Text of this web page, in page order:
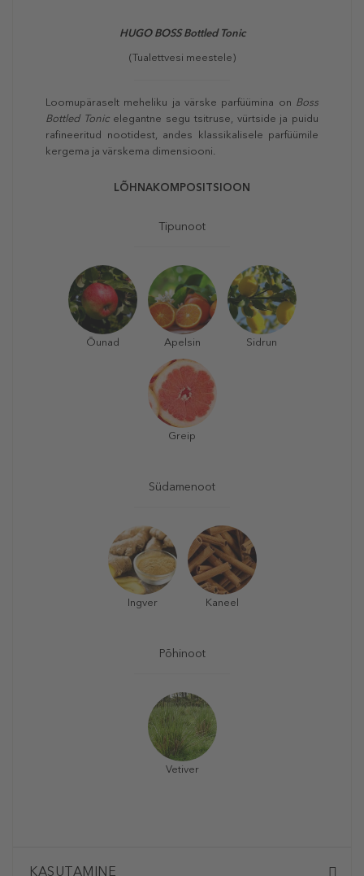
HUGO BOSSBottled Tonic
(Tualettvesi meestele)
Loomupäraselt meheliku ja värske parfüümina on Boss
Bottled Tonicelegantne segu tsitruse, vürtside ja puidu
rafineeritud nootidest, andes klassikalisele parfüümile
kergema ja värskema dimensiooni.
LÕHNAKOMPOSITSIOON
Tipunoot
Õunad Apelsin Sidrun
Greip
Südamenoot
Ingver Kaneel
Põhinoot
Vetiver
KASUTAMINE